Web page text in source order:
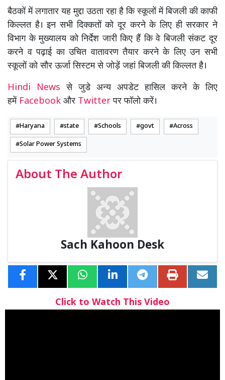
बैठकों में लगातार यह मुद्दा उठता रहा है कि स्कूलों में बिजली की काफी
किल्लत है। इन सभी दिक्कतों को दूर करने के लिए ही सरकार ने
विभाग के मुख्यालय को निर्देश जारी किए हैं कि वे बिजली संकट दूर
करने व पढ़ाई का उचित वातावरण तैयार करने के लिए उन सभी
स्कूलों को सौर ऊर्जा सिस्टम से जोड़ें जहां बिजली की किल्लत है।
Hindi Newsसे जुडे अन्य अपडेट हासिल करने के लिए
हमें Facebook और Twitterपर फॉलो करें।
Haryana state Schools govt Across
Solar Power Systems
About The Author
Sach Kahoon Desk
Click to Watch This Video